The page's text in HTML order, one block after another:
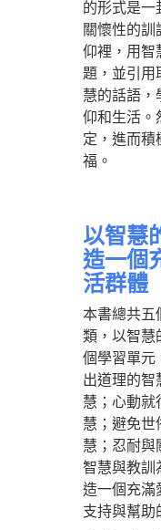
的形式是
關懷性的
仰裡，用智
題，並引用
慧的話語
仰和生活。
定，進而
福。
以智慧
造一個
活群體
本書總共五
類，以智慧
個學習單元
出道理的智
慧；心動就
慧；避免世
慧；忍耐與
智慧與教訓
造一個充滿
支持與幫助